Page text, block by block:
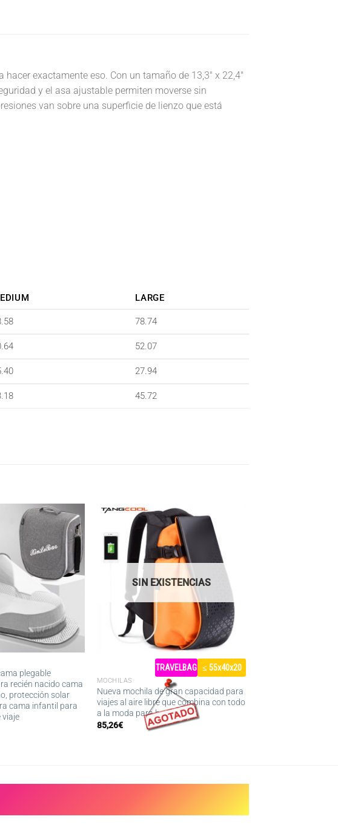
exactamente eso. Con un tamaño de 13,3″ x 22,4″
y el asa ajustable permiten moverse sin
van sobre una superficie de lienzo que está
LARGE
78.74
52.07
27.94
45.72
plegable
recién nacido cama
protección solar
cama infantil para
viaje
SIN EXISTENCIAS
TRAVELBAG ≤ 55x40x20
MOCHILAS
Nueva mochila de gran capacidad para
viajes al aire libre que combina con todo
a la moda para hombres
85,26€